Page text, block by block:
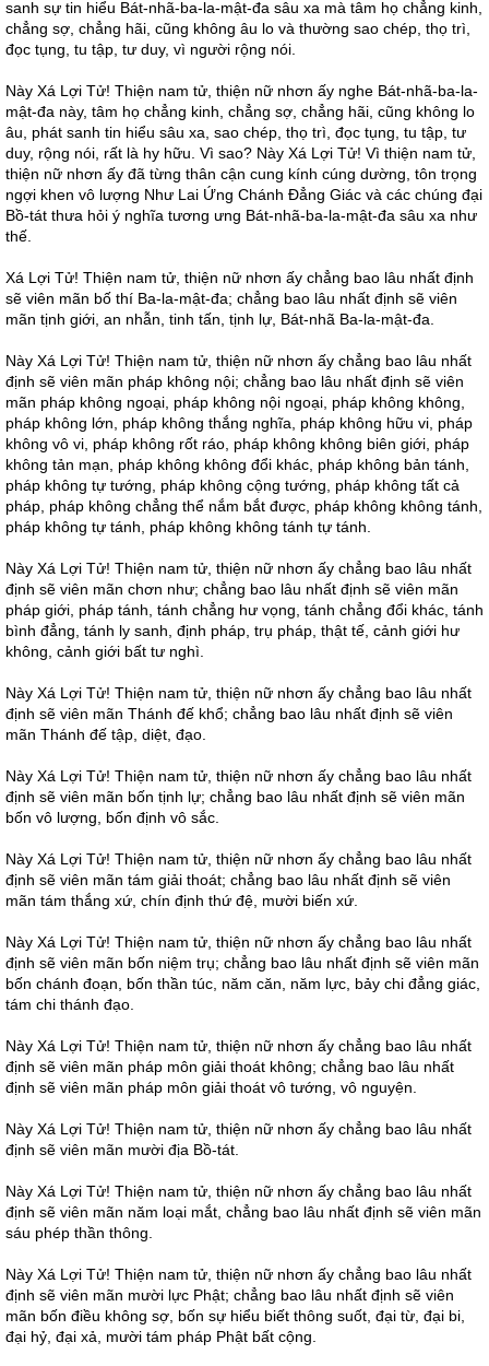
sanh sự tin hiểu Bát-nhã-ba-la-mật-đa sâu xa mà tâm họ chẳng kinh,
chẳng sợ, chẳng hãi, cũng không âu lo và thường sao chép, thọ trì,
đọc tụng, tu tập, tư duy, vì người rộng nói.
Này Xá Lợi Tử! Thiện nam tử, thiện nữ nhơn ấy nghe Bát-nhã-ba-la-
mật-đa này, tâm họ chẳng kinh, chẳng sợ, chẳng hãi, cũng không lo
âu, phát sanh tin hiểu sâu xa, sao chép, thọ trì, đọc tụng, tu tập, tư
duy, rộng nói, rất là hy hữu. Vì sao? Này Xá Lợi Tử! Vì thiện nam tử,
thiện nữ nhơn ấy đã từng thân cận cung kính cúng dường, tôn trọng
ngợi khen vô lượng Như Lai Ứng Chánh Đẳng Giác và các chúng đại
Bồ-tát thưa hỏi ý nghĩa tương ưng Bát-nhã-ba-la-mật-đa sâu xa như
thế.
Xá Lợi Tử! Thiện nam tử, thiện nữ nhơn ấy chẳng bao lâu nhất định
sẽ viên mãn bố thí Ba-la-mật-đa; chẳng bao lâu nhất định sẽ viên
mãn tịnh giới, an nhẫn, tinh tấn, tịnh lự, Bát-nhã Ba-la-mật-đa.
Này Xá Lợi Tử! Thiện nam tử, thiện nữ nhơn ấy chẳng bao lâu nhất
định sẽ viên mãn pháp không nội; chẳng bao lâu nhất định sẽ viên
mãn pháp không ngoại, pháp không nội ngoại, pháp không không,
pháp không lớn, pháp không thắng nghĩa, pháp không hữu vi, pháp
không vô vi, pháp không rốt ráo, pháp không không biên giới, pháp
không tản mạn, pháp không không đổi khác, pháp không bản tánh,
pháp không tự tướng, pháp không cộng tướng, pháp không tất cả
pháp, pháp không chẳng thể nắm bắt được, pháp không không tánh,
pháp không tự tánh, pháp không không tánh tự tánh.
Này Xá Lợi Tử! Thiện nam tử, thiện nữ nhơn ấy chẳng bao lâu nhất
định sẽ viên mãn chơn như; chẳng bao lâu nhất định sẽ viên mãn
pháp giới, pháp tánh, tánh chẳng hư vọng, tánh chẳng đổi khác, tánh
bình đẳng, tánh ly sanh, định pháp, trụ pháp, thật tế, cảnh giới hư
không, cảnh giới bất tư nghì.
Này Xá Lợi Tử! Thiện nam tử, thiện nữ nhơn ấy chẳng bao lâu nhất
định sẽ viên mãn Thánh đế khổ; chẳng bao lâu nhất định sẽ viên
mãn Thánh đế tập, diệt, đạo.
Này Xá Lợi Tử! Thiện nam tử, thiện nữ nhơn ấy chẳng bao lâu nhất
định sẽ viên mãn bốn tịnh lự; chẳng bao lâu nhất định sẽ viên mãn
bốn vô lượng, bốn định vô sắc.
Này Xá Lợi Tử! Thiện nam tử, thiện nữ nhơn ấy chẳng bao lâu nhất
định sẽ viên mãn tám giải thoát; chẳng bao lâu nhất định sẽ viên
mãn tám thắng xứ, chín định thứ đệ, mười biến xứ.
Này Xá Lợi Tử! Thiện nam tử, thiện nữ nhơn ấy chẳng bao lâu nhất
định sẽ viên mãn bốn niệm trụ; chẳng bao lâu nhất định sẽ viên mãn
bốn chánh đoạn, bốn thần túc, năm căn, năm lực, bảy chi đẳng giác,
tám chi thánh đạo.
Này Xá Lợi Tử! Thiện nam tử, thiện nữ nhơn ấy chẳng bao lâu nhất
định sẽ viên mãn pháp môn giải thoát không; chẳng bao lâu nhất
định sẽ viên mãn pháp môn giải thoát vô tướng, vô nguyện.
Này Xá Lợi Tử! Thiện nam tử, thiện nữ nhơn ấy chẳng bao lâu nhất
định sẽ viên mãn mười địa Bồ-tát.
Này Xá Lợi Tử! Thiện nam tử, thiện nữ nhơn ấy chẳng bao lâu nhất
định sẽ viên mãn năm loại mắt, chẳng bao lâu nhất định sẽ viên mãn
sáu phép thần thông.
Này Xá Lợi Tử! Thiện nam tử, thiện nữ nhơn ấy chẳng bao lâu nhất
định sẽ viên mãn mười lực Phật; chẳng bao lâu nhất định sẽ viên
mãn bốn điều không sợ, bốn sự hiểu biết thông suốt, đại từ, đại bi,
đại hỷ, đại xả, mười tám pháp Phật bất cộng.